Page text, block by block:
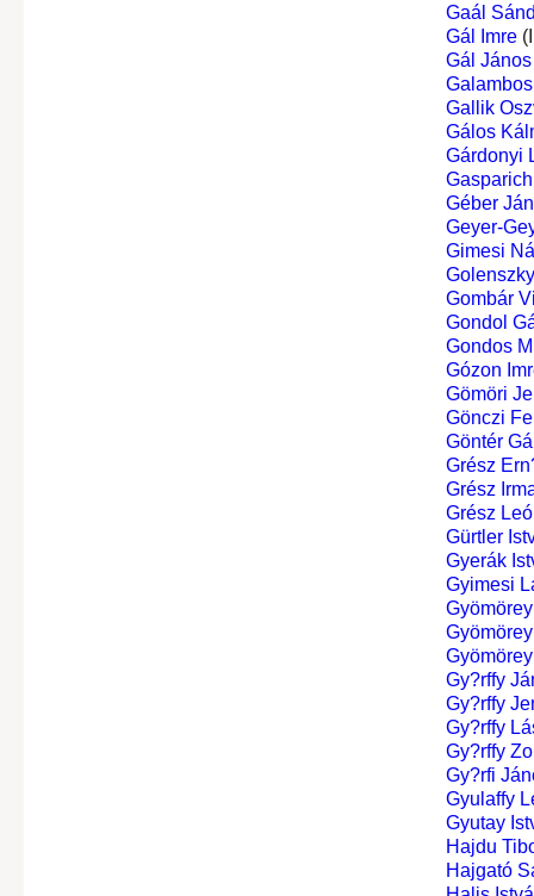
Gaál
Gál Imre
Gál János
Gallik
Gálos
Gárdonyi
Géber
Geyer-
Gimesi
Gombár
Gondol
Gondos
Gózon
Gömöri
Gönczi
Göntér
Grész
Grész
Grész
Gürtler
Gyerák
Gyimesi
Gy?rffy
Gy?rffy
Gy?rffy
Gy?rffy
Gy?rfi
Gyulaffy
Gyutay
Hajdu
Hajgató